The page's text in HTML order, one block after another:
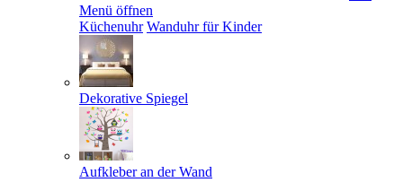
Menü öffnen
Küchenuhr Wanduhr für Kinder
Dekorative Spiegel
Aufkleber an der Wand